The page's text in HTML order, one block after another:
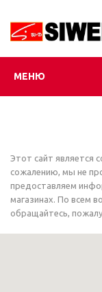
МЕНЮ
Этот сайт является
сожалению, мы не
предоставляем
магазинах. По всем
обращайтесь,